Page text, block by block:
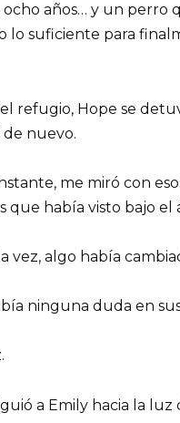
años… y un perro
lo suficiente para
refugio, Hope se
nuevo.
me miró con
​​que había visto bajo el
vez, algo había
ninguna duda en
a Emily hacia la luz